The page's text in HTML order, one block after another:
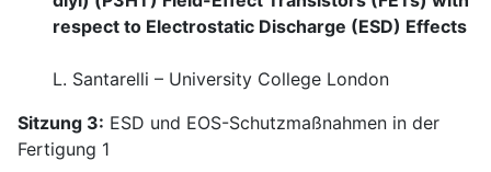
respect to Electrostatic Discharge (ESD) Effects
L. Santarelli – University College London
Sitzung 3: ESD und EOS-Schutzmaßnahmen in der
Fertigung 1